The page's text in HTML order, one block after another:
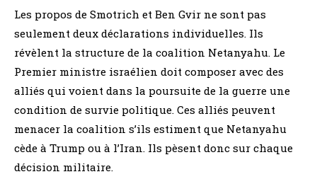
Les propos de Smotrich et Ben Gvir ne sont pas
seulement deux déclarations individuelles. Ils
révèlent la structure de la coalition Netanyahu. Le
Premier ministre israélien doit composer avec des
alliés qui voient dans la poursuite de la guerre une
condition de survie politique. Ces alliés peuvent
menacer la coalition s’ils estiment que Netanyahu
cède à Trump ou à l’Iran. Ils pèsent donc sur chaque
décision militaire.